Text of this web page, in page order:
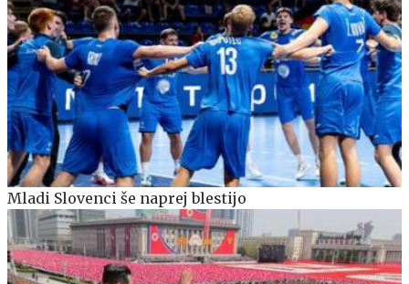
Mladi Slovenci še naprej blestijo